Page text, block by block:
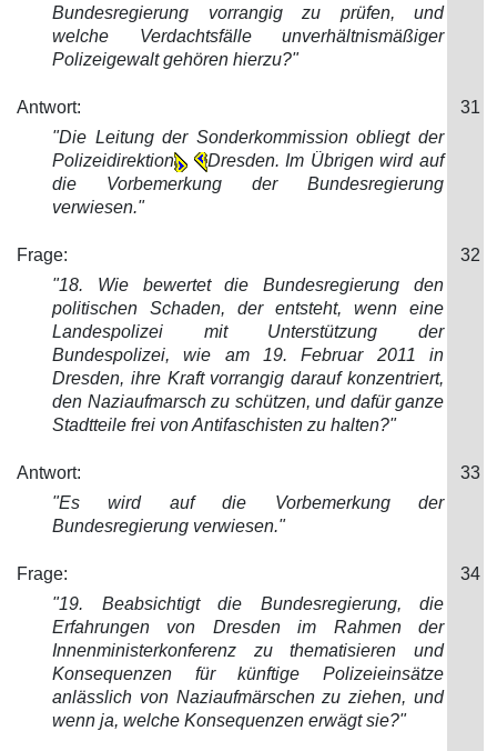
Bundesregierung vorrangig zu prüfen, und
welche Verdachtsfälle unverhältnismäßiger
Polizeigewalt gehören hierzu?"
Antwort:
31
"Die Leitung der Sonderkommission obliegt der
Polizeidirektion
Dresden. Im Übrigen wird auf
die Vorbemerkung der Bundesregierung
verwiesen."
Frage:
32
"18. Wie bewertet die Bundesregierung den
politischen Schaden, der entsteht, wenn eine
Landespolizei mit Unterstützung der
Bundespolizei, wie am 19. Februar 2011 in
Dresden, ihre Kraft vorrangig darauf konzentriert,
den Naziaufmarsch zu schützen, und dafür ganze
Stadtteile frei von Antifaschisten zu halten?"
Antwort:
33
"Es wird auf die Vorbemerkung der
Bundesregierung verwiesen."
Frage:
34
"19. Beabsichtigt die Bundesregierung, die
Erfahrungen von Dresden im Rahmen der
Innenministerkonferenz zu thematisieren und
Konsequenzen für künftige Polizeieinsätze
anlässlich von Naziaufmärschen zu ziehen, und
wenn ja, welche Konsequenzen erwägt sie?"